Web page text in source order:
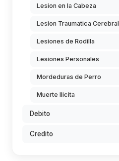
Lesion en la Cabeza
Lesion Traumatica Cerebral
Lesiones de Rodilla
Lesiones Personales
Mordeduras de Perro
Muerte Ilicita
Debito
Credito